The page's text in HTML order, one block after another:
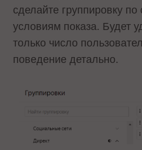
сделайте группировку
условиям показа. Будет
только число
поведение детально.